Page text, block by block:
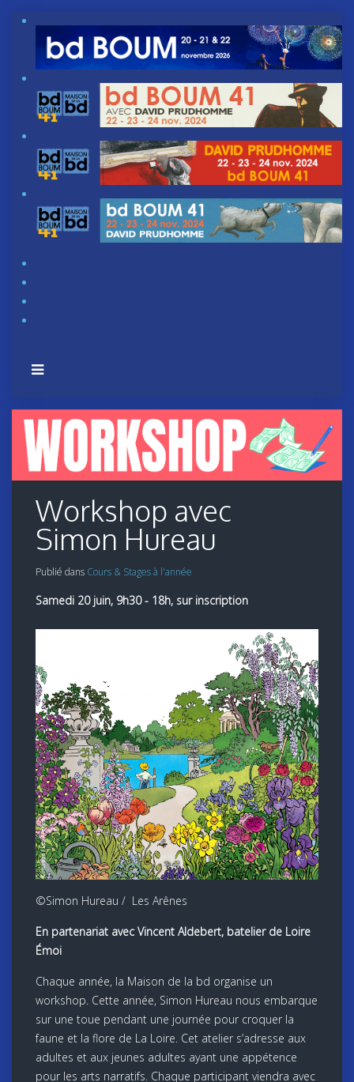
Workshop avec
Simon Hureau
Publié dans Cours & Stages à l'année
Samedi 20 juin, 9h30 - 18h, sur inscription
©Simon Hureau / Les Arênes
En partenariat avec Vincent Aldebert, batelier de Loire
Émoi
Chaque année, la Maison de la bd organise un
workshop. Cette année, Simon Hureau nous embarque
sur une toue pendant une journée pour croquer la
faune et la flore de La Loire. Cet atelier s’adresse aux
adultes et aux jeunes adultes ayant une appétence
pour les arts narratifs. Chaque participant viendra avec